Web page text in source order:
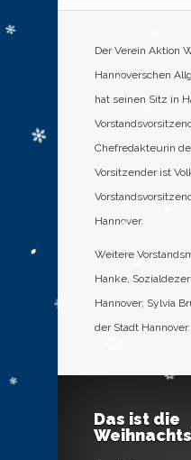
Der Verein Aktion
Hannoverschen
hat seinen Sitz in
Chefredakteurin
Vorsitzender ist
Hannover.
Weitere
Hanke,
Hannover; Sylvia
der Stadt Hannover.
Das ist die